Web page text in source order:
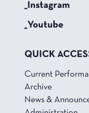
_Instagram
_Youtube
QUICK
Current
Archive
News &